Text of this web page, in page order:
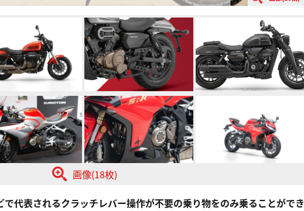
画像(18枚)
代表されるクラッチレバー操作が不要の乗り物をのみ乗ることができ